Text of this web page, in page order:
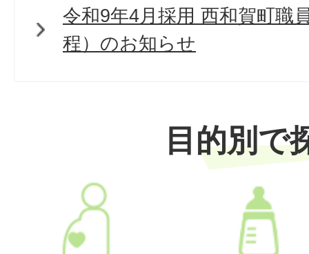
令和9年4月採用 西和賀町職
程）のお知らせ
目的別で